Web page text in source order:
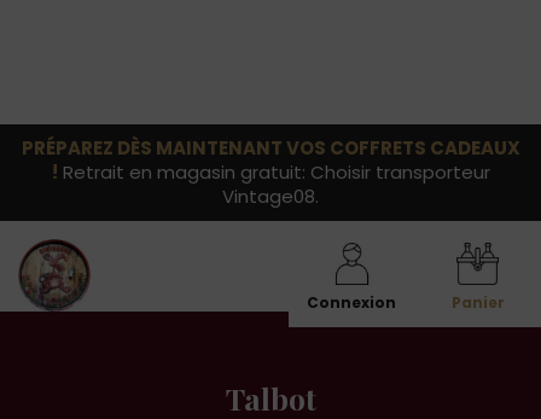
PRÉPAREZ DÈS MAINTENANT VOS COFFRETS CADEAUX
! Retrait en magasin gratuit: Choisir transporteur
Vintage08.
Connexion Panier
Talbot